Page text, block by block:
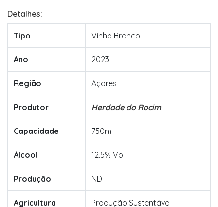
Detalhes:
Tipo Vinho Branco
Ano 2023
Região Açores
Produtor Herdade do Rocim
Capacidade 750ml
Álcool 12.5% Vol
Produção ND
Agricultura Produção Sustentável